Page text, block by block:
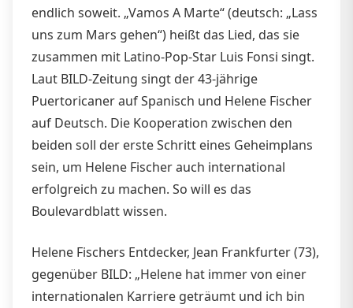
endlich soweit. „Vamos A Marte“ (deutsch: „Lass
uns zum Mars gehen“) heißt das Lied, das sie
zusammen mit Latino-Pop-Star Luis Fonsi singt.
Laut BILD-Zeitung singt der 43-jährige
Puertoricaner auf Spanisch und Helene Fischer
auf Deutsch. Die Kooperation zwischen den
beiden soll der erste Schritt eines Geheimplans
sein, um Helene Fischer auch international
erfolgreich zu machen. So will es das
Boulevardblatt wissen.
Helene Fischers Entdecker, Jean Frankfurter (73),
gegenüber BILD: „Helene hat immer von einer
internationalen Karriere geträumt und ich bin